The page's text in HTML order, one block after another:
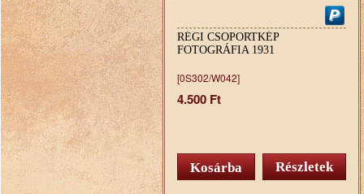
RÉGI CSOPORTKÉP
FOTOGRÁFIA 1931
[0S302/W042]
4.500 Ft
Részletek